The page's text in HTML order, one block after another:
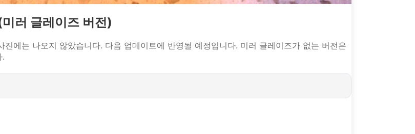
러 글레이즈 버전)
에는 나오지 않았습니다. 다음 업데이트에 반영될 예정입니다. 미러 글레이즈가 없는 버전은
.